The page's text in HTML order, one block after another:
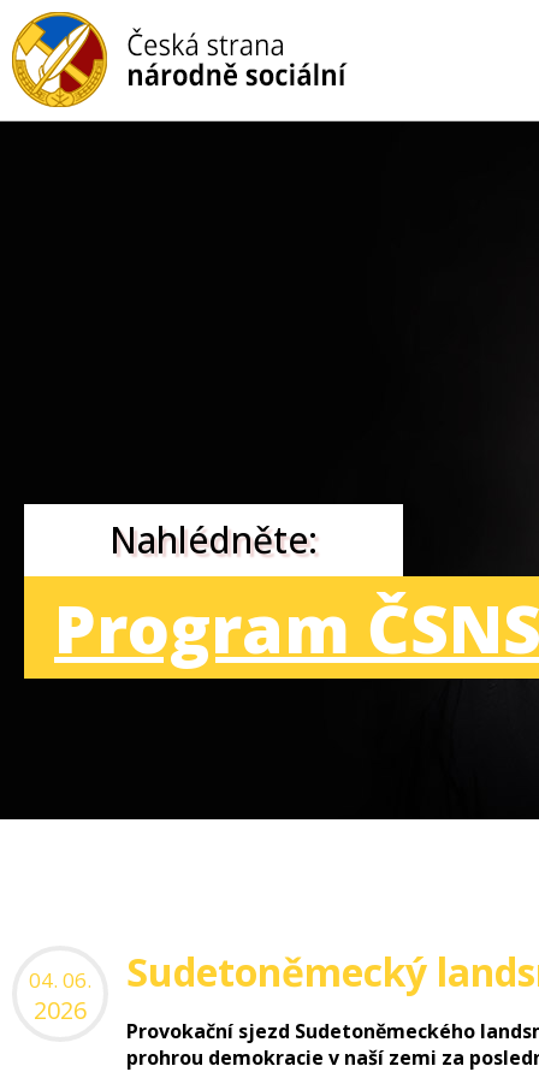
Nahlédněte:
Program
04. 06.
2026
Sudetoněmecký
Provokační sjezd Sudetoněmeckého
prohrou demokracie v naší zemi za